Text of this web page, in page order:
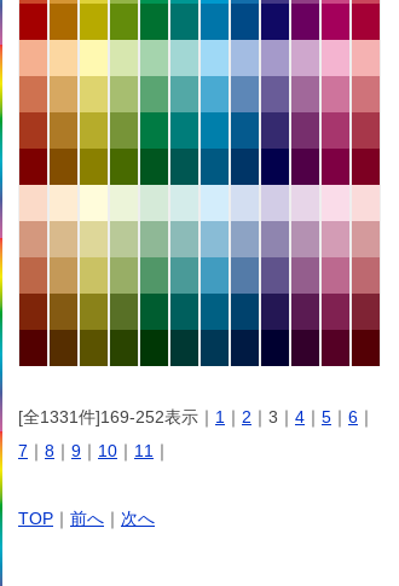
[全1331件]169-252表示｜ 1 ｜ 2 ｜3｜ 4 ｜ 5 ｜ 6 ｜
7 ｜ 8 ｜ 9 ｜ 10 ｜ 11 ｜
TOP ｜ 前へ ｜ 次へ